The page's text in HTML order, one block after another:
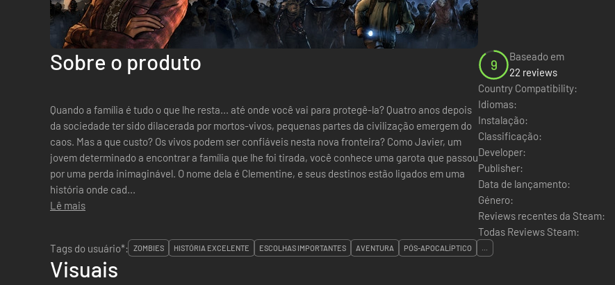
Sobre o produto
Quando a família é tudo o que lhe resta... até onde você vai para protegê-la? Quatro anos depois
da sociedade ter sido dilacerada por mortos-vivos, pequenas partes da civilização emergem do
caos. Mas a que custo? Os vivos podem ser confiáveis nesta nova fronteira? Como Javier, um
jovem determinado a encontrar a família que lhe foi tirada, você conhece uma garota que passou
por uma perda inimaginável. O nome dela é Clementine, e seus destinos estão ligados em uma
história onde cad...
Lê mais
9
Baseado em
22 reviews
Country Compatibility:
Idiomas:
Instalação:
Classificação:
Developer:
Publisher:
Data de lançamento:
Género:
Reviews recentes da Steam:
Todas Reviews Steam:
Tags do usuário*:
ZOMBIES HISTÓRIA EXCELENTE ESCOLHAS IMPORTANTES AVENTURA PÓS-APOCALÍPTICO ...
Visuais